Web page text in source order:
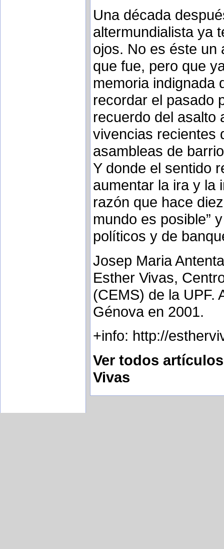
Una década
altermundialista ya
ojos. No es éste un
que fue, pero que
memoria indignada
recordar el pasado
recuerdo del asalto
vivencias recientes
asambleas de
Y donde el sentido
aumentar la ira y la
razón que hace
mundo es posible”
políticos y de
Josep Maria
Esther Vivas,
(CEMS) de la UPF.
Génova en 2001.
+info: http://
Ver todos
Vivas